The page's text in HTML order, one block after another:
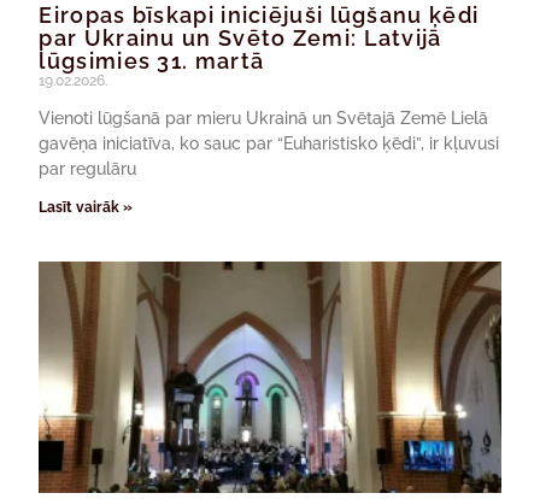
Eiropas bīskapi iniciējuši lūgšanu ķēdi
par Ukrainu un Svēto Zemi: Latvijā
lūgsimies 31. martā
19.02.2026.
Vienoti lūgšanā par mieru Ukrainā un Svētajā Zemē Lielā
gavēņa iniciatīva, ko sauc par “Euharistisko ķēdi”, ir kļuvusi
par regulāru
Lasīt vairāk »